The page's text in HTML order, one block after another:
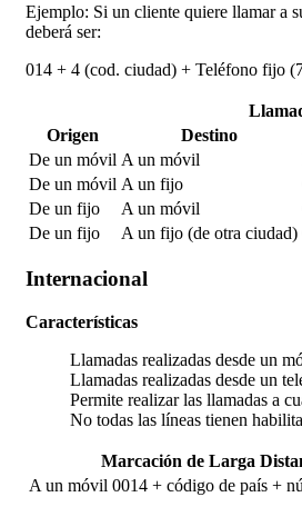
Ejemplo: Si un cliente quiere llamar a
deberá ser:
014 + 4 (cod. ciudad) + Teléfono fijo
Origen
Destino
De un móvil A un móvil
De un móvil A un fijo
De un fijo
A un móvil
De un fijo
A un fijo (de otra ciudad)
Internacional
Características
Llamadas realizadas desde un
Llamadas realizadas desde un
Permite realizar las llamadas a
No todas las líneas tienen
Marcación de Larga
A un móvil 0014 + código de país +